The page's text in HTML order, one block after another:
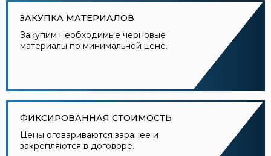
ЗАКУПКА МАТЕРИАЛОВ
Закупим необходимые черновые
материалы по минимальной цене.
ФИКСИРОВАННАЯ СТОИМОСТЬ
Цены оговариваются заранее и
закрепляются в договоре.